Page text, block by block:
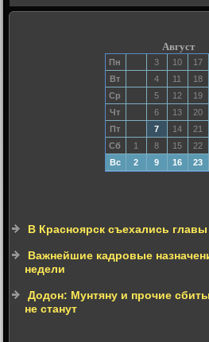
Август
Пн 3 10 17
Вт
4 11 18
Ср
5 12 19
Чт
6 13 20
Пт
7 14 21
Сб
1 8 15 22
Вс
2 9 16 23
В Красноярск съехались
Важнейшие кадровые
недели
Додон: Мунтяну и прочие
не станут